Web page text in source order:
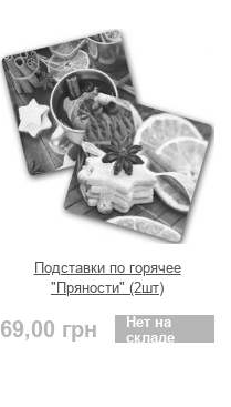
Подставки по горячее
"Пряности" (2шт)
69,00 грн
Нет на
складе